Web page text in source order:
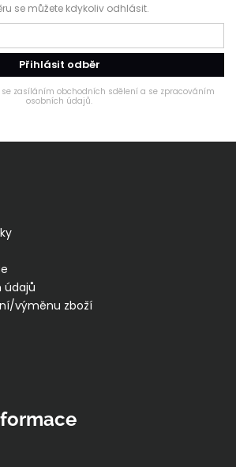
se můžete kdykoliv odhlásit.
Přihlásit odběr
zasíláním obchodních sdělení a se zpracováním
osobních údajů.
údajů
výměnu zboží